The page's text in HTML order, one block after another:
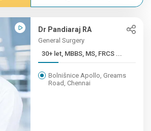
Dr Pandiaraj RA
General Surgery
30+ let, MBBS, MS, FRCS ...
Bolnišnice Apollo, Greams
Road, Chennai